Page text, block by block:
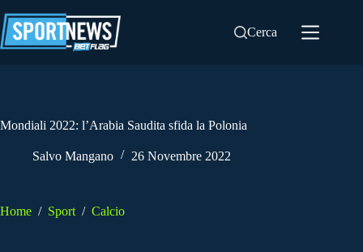
al
contenuto
Cerca
Mondiali 2022: l’Arabia Saudita sfida la Polonia
Salvo Mangano 26 Novembre 2022
Home / Sport / Calcio